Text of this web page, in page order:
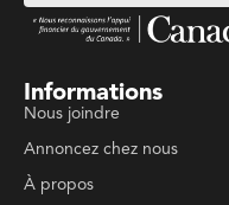
Informations
Nous joindre
Annoncez chez nous
À propos